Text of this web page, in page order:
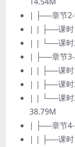
| ├──章节
| | ├──课时
| | └──课时
| ├──章节3-
| | ├──课时
| | ├──课时
| | └──课时
38.79M
| ├──章节4-
| | ├──课时